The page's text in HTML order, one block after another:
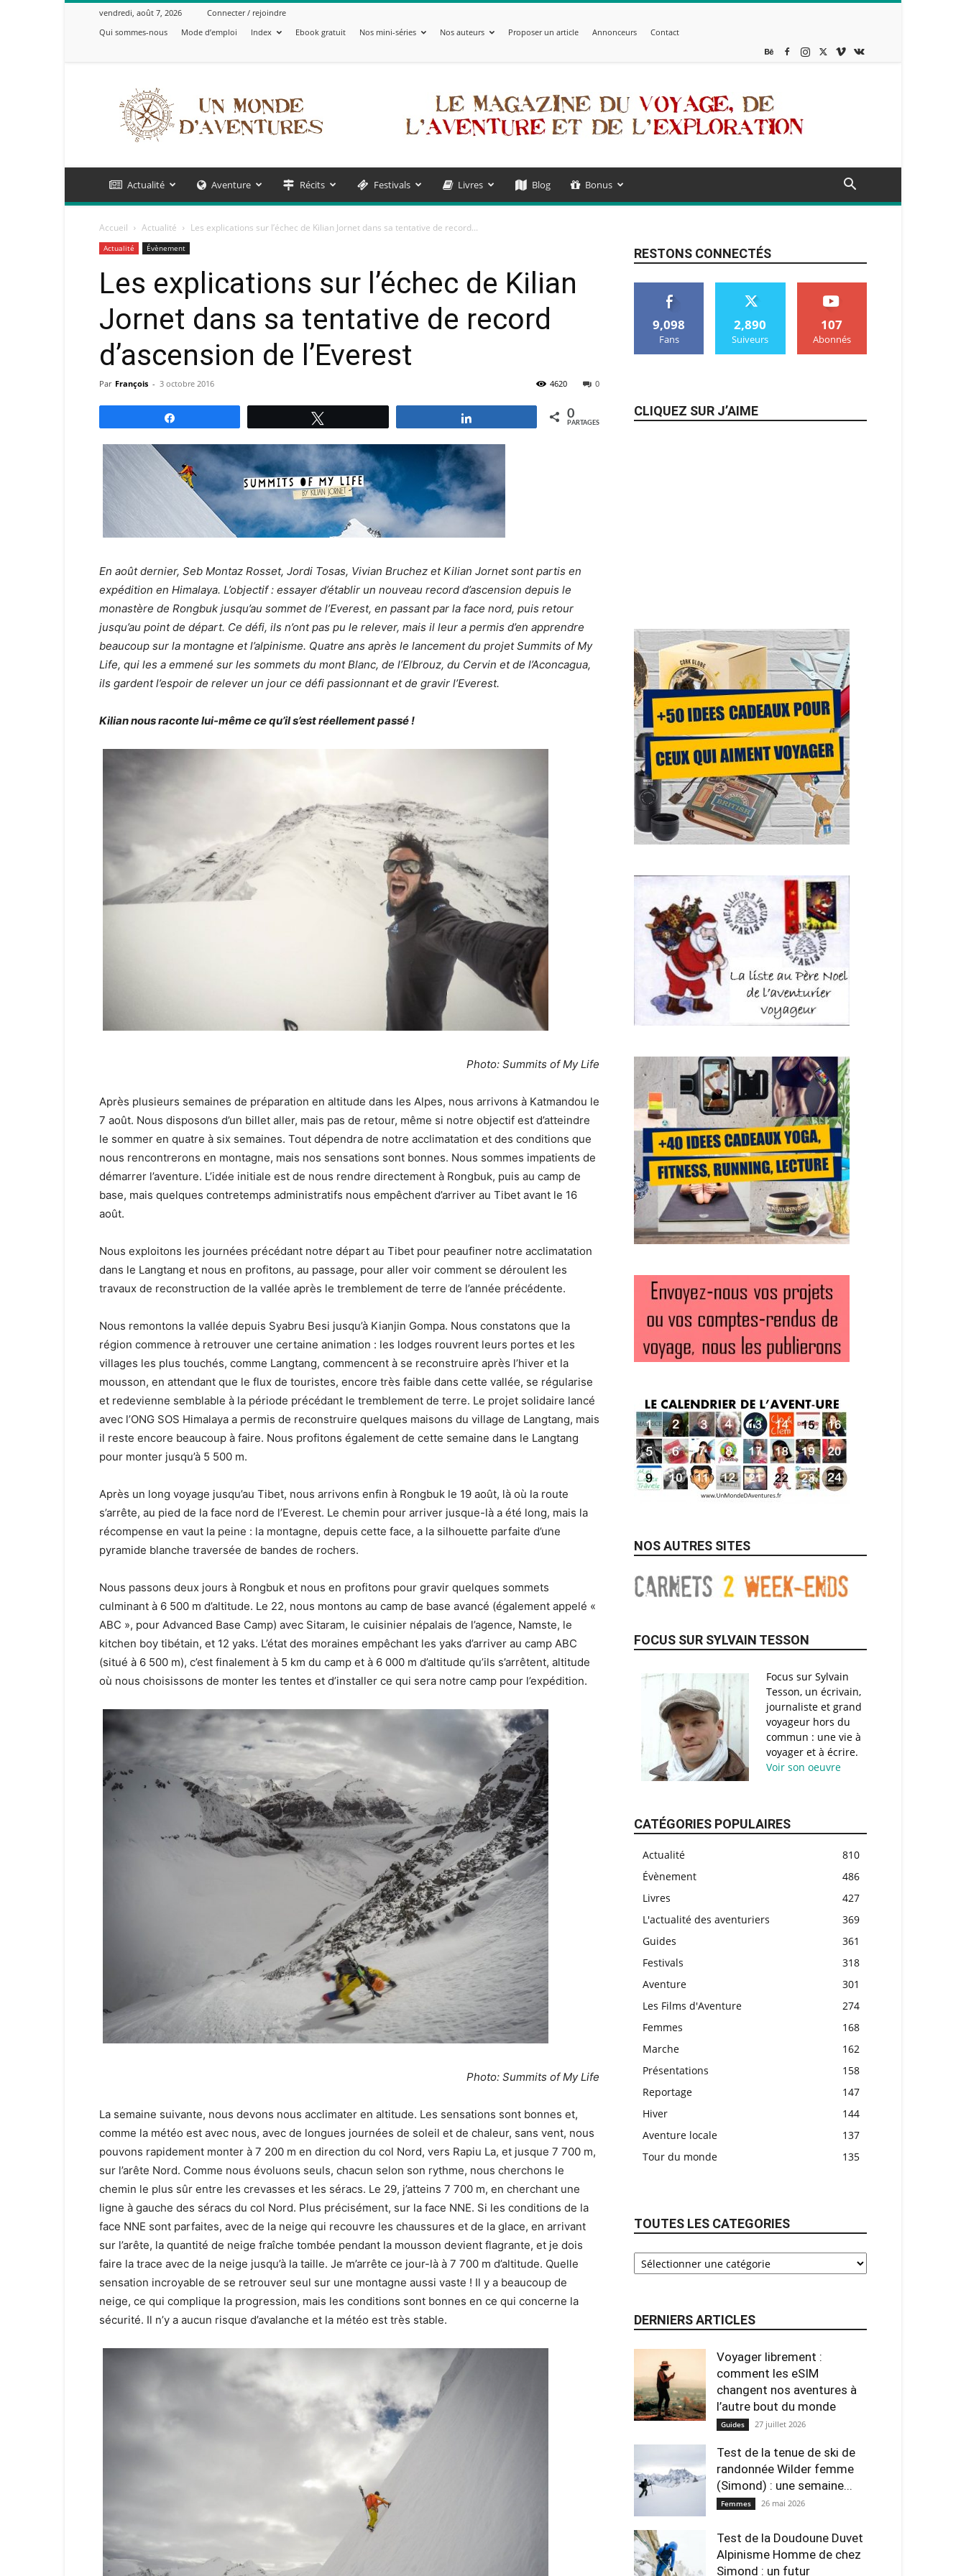
vendredi, août 7, 2026
Connecter / rejoindre
Qui sommes-nous
Mode d’emploi Index Ebook gratuit Nos mini-séries Nos auteurs Proposer un article Annonceurs Contact
Monde
d'Aventures
Actualité Aventure Récits Festivals Livres Blog Bonus
Accueil Actualité Les explications sur l’échec de Kilian Jornet dans sa tentative de record...
Actualité Évènement
Les explications sur l’échec de Kilian
Jornet dans sa tentative de record
d’ascension de l’Everest
Par François - 3 octobre 2016 0
4620
0
PARTAGES
En août dernier, Seb Montaz Rosset, Jordi Tosas, Vivian Bruchez et Kilian Jornet sont partis en
expédition en Himalaya. L’objectif : essayer d’établir un nouveau record d’ascension depuis le
monastère de Rongbuk jusqu’au sommet de l’Everest, en passant par la face nord, puis retour
jusqu’au point de départ. Ce défi, ils n’ont pas pu le relever, mais il leur a permis d’en apprendre
beaucoup sur la montagne et l’alpinisme. Quatre ans après le lancement du projet Summits of My
Life, qui les a emmené sur les sommets du mont Blanc, de l’Elbrouz, du Cervin et de l’Aconcagua,
ils gardent l’espoir de relever un jour ce défi passionnant et de gravir l’Everest.
Kilian nous raconte lui-même ce qu’il s’est réellement passé !
Photo: Summits of My Life
Après plusieurs semaines de préparation en altitude dans les Alpes, nous arrivons à Katmandou le
7 août. Nous disposons d’un billet aller, mais pas de retour, même si notre objectif est d’atteindre
le sommer en quatre à six semaines. Tout dépendra de notre acclimatation et des conditions que
nous rencontrerons en montagne, mais nos sensations sont bonnes. Nous sommes impatients de
démarrer l’aventure. L’idée initiale est de nous rendre directement à Rongbuk, puis au camp de
base, mais quelques contretemps administratifs nous empêchent d’arriver au Tibet avant le 16
août.
Nous exploitons les journées précédant notre départ au Tibet pour peaufiner notre acclimatation
dans le Langtang et nous en profitons, au passage, pour aller voir comment se déroulent les
travaux de reconstruction de la vallée après le tremblement de terre de l’année précédente.
Nous remontons la vallée depuis Syabru Besi jusqu’à Kianjin Gompa. Nous constatons que la
région commence à retrouver une certaine animation : les lodges rouvrent leurs portes et les
villages les plus touchés, comme Langtang, commencent à se reconstruire après l’hiver et la
mousson, en attendant que le flux de touristes, encore très faible dans cette vallée, se régularise
et redevienne semblable à la période précédant le tremblement de terre. Le projet solidaire lancé
avec l’ONG SOS Himalaya a permis de reconstruire quelques maisons du village de Langtang, mais
il reste encore beaucoup à faire. Nous profitons également de cette semaine dans le Langtang
pour monter jusqu’à 5 500 m.
Après un long voyage jusqu’au Tibet, nous arrivons enfin à Rongbuk le 19 août, là où la route
s’arrête, au pied de la face nord de l’Everest. Le chemin pour arriver jusque-là a été long, mais la
récompense en vaut la peine : la montagne, depuis cette face, a la silhouette parfaite d’une
pyramide blanche traversée de bandes de rochers.
Nous passons deux jours à Rongbuk et nous en profitons pour gravir quelques sommets
culminant à 6 500 m d’altitude. Le 22, nous montons au camp de base avancé (également appelé «
ABC », pour Advanced Base Camp) avec Sitaram, le cuisinier népalais de l’agence, Namste, le
kitchen boy tibétain, et 12 yaks. L’état des moraines empêchant les yaks d’arriver au camp ABC
(situé à 6 500 m), c’est finalement à 5 km du camp et à 6 000 m d’altitude qu’ils s’arrêtent, altitude
où nous choisissons de monter les tentes et d’installer ce qui sera notre camp pour l’expédition.
Photo: Summits of My Life
La semaine suivante, nous devons nous acclimater en altitude. Les sensations sont bonnes et,
comme la météo est avec nous, avec de longues journées de soleil et de chaleur, sans vent, nous
pouvons rapidement monter à 7 200 m en direction du col Nord, vers Rapiu La, et jusque 7 700 m,
sur l’arête Nord. Comme nous évoluons seuls, chacun selon son rythme, nous cherchons le
chemin le plus sûr entre les crevasses et les séracs. Le 29, j’atteins 7 700 m, en cherchant une
ligne à gauche des séracs du col Nord. Plus précisément, sur la face NNE. Si les conditions de la
face NNE sont parfaites, avec de la neige qui recouvre les chaussures et de la glace, en arrivant
sur l’arête, la quantité de neige fraîche tombée pendant la mousson devient flagrante, et je dois
faire la trace avec de la neige jusqu’à la taille. Je m’arrête ce jour-là à 7 700 m d’altitude. Quelle
sensation incroyable de se retrouver seul sur une montagne aussi vaste ! Il y a beaucoup de
neige, ce qui complique la progression, mais les conditions sont bonnes en ce qui concerne la
sécurité. Il n’y a aucun risque d’avalanche et la météo est très stable.
RESTONS CONNECTÉS
9,098
Fans
2,890
Suiveurs
107
Abonnés
CLIQUEZ SUR J’AIME
NOS AUTRES SITES
FOCUS SUR SYLVAIN TESSON
Focus sur Sylvain
Tesson, un écrivain,
journaliste et grand
voyageur hors du
commun : une vie à
voyager et à écrire.
Voir son oeuvre
CATÉGORIES POPULAIRES
Actualité
810
Évènement
486
Livres
427
L'actualité des aventuriers
369
Guides
361
Festivals
318
Aventure
301
Les Films d'Aventure
274
Femmes
168
Marche
162
Présentations
158
Reportage
147
Hiver
144
Aventure locale
137
Tour du monde
135
TOUTES LES CATEGORIES
DERNIERS ARTICLES
Voyager librement :
comment les eSIM
changent nos aventures à
l’autre bout du monde
Guides 27 juillet 2026
Test de la tenue de ski de
randonnée Wilder femme
(Simond) : une semaine...
Femmes 26 mai 2026
Test de la Doudoune Duvet
Alpinisme Homme de chez
Simond : un futur